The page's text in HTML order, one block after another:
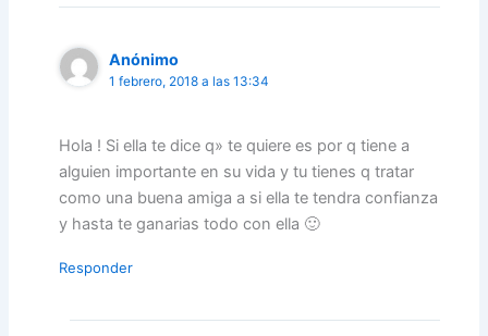
Anónimo
1 febrero, 2018 a las 13:34
Hola ! Si ella te dice q» te quiere es por q tiene a
alguien importante en su vida y tu tienes q tratar
como una buena amiga a si ella te tendra confianza
y hasta te ganarias todo con ella 🙂
Responder